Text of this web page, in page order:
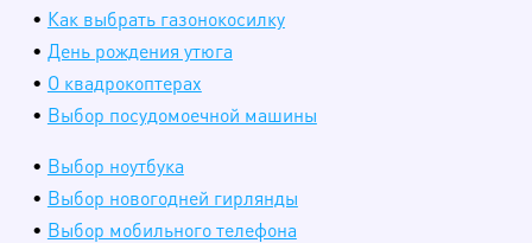
• Как выбрать газонокосилку
• День рождения утюга
• О квадрокоптерах
• Выбор посудомоечной машины
• Выбор ноутбука
• Выбор новогодней гирлянды
• Выбор мобильного телефона